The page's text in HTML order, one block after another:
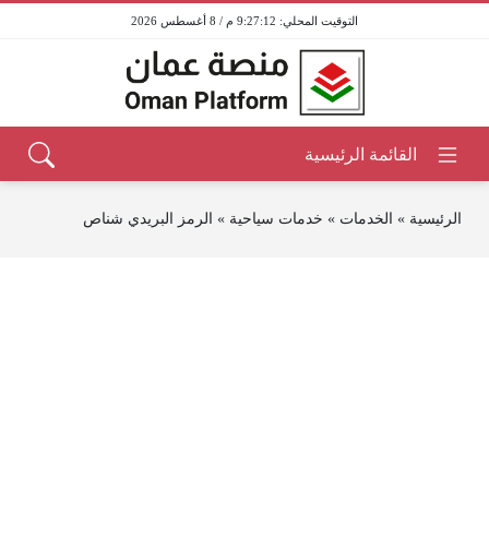
9:27:12 م / 8 أغسطس 2026
الرئيسية » الخدمات » خدمات سياحية » الرمز البريدي شناص